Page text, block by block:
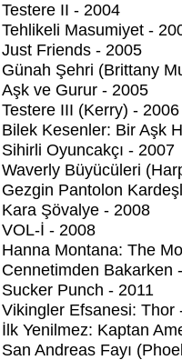
Testere II - 2004
Tehlikeli Masumiyet -
Just Friends - 2005
Günah Şehri (Brittany
Aşk ve Gurur - 2005
Testere III (Kerry) - 2006
Bilek Kesenler: Bir Aşk
Sihirli Oyuncakçı - 2007
Waverly Büyücüleri
Gezgin Pantolon
Kara Şövalye - 2008
VOL-İ - 2008
Hanna Montana: The
Cennetimden Bakarken
Sucker Punch - 2011
Vikingler Efsanesi: Thor
İlk Yenilmez: Kaptan
San Andreas Fayı